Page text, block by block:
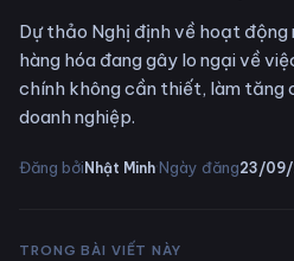
Dự thảo Nghị định về hoạt động
hàng hóa đang gây lo ngại về
chính không cần thiết, làm tăng
doanh nghiệp.
Đăng bởiNhật Minh·Ngày đăng23/
TRONG BÀI VIẾT NÀY